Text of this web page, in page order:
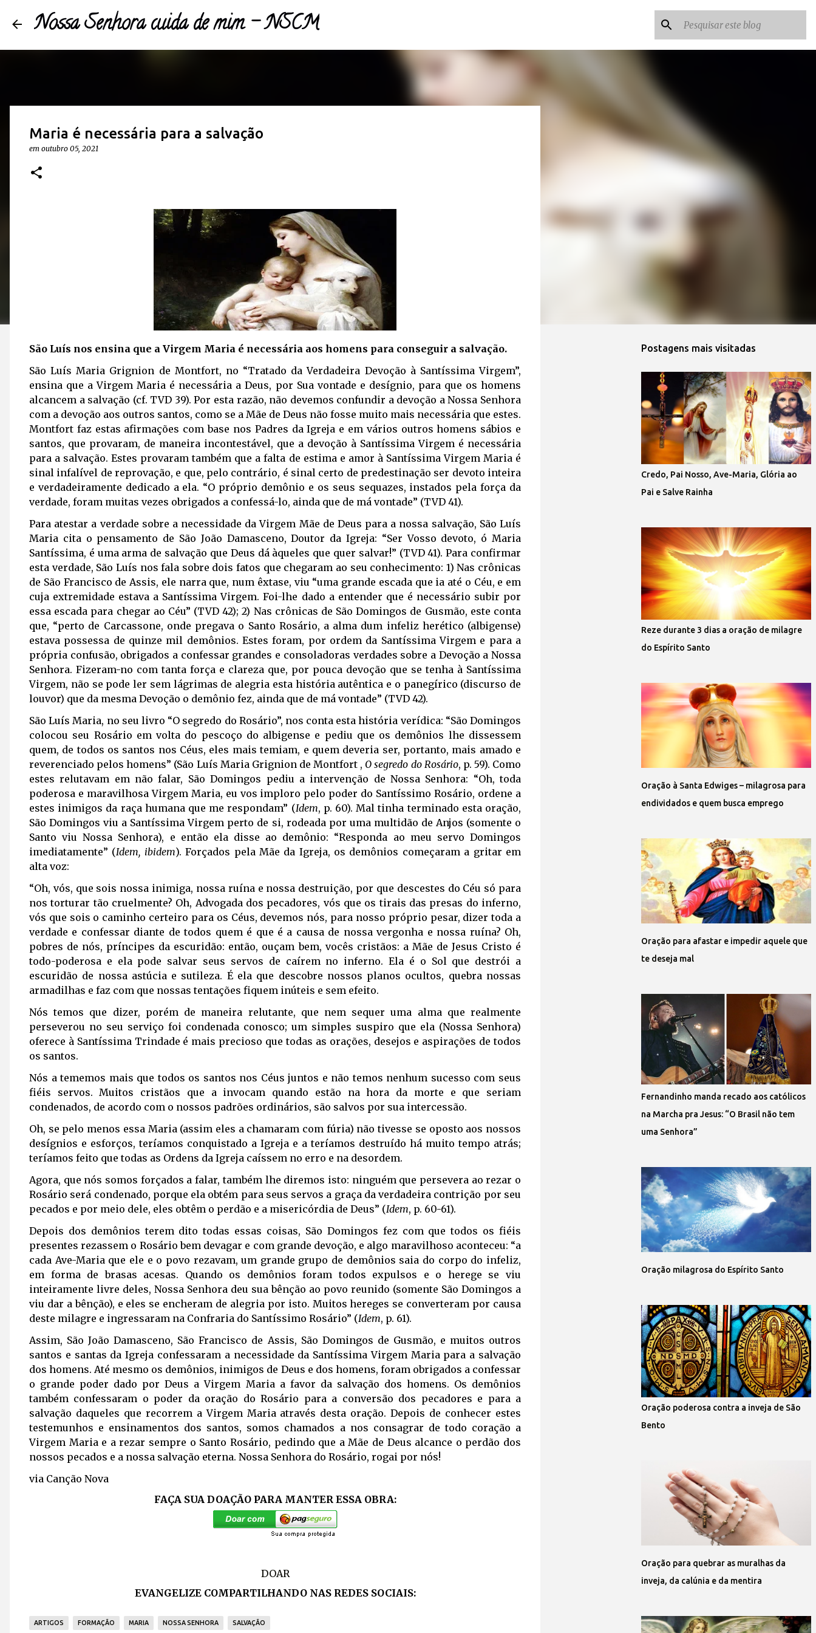
Nossa Senhora cuida de mim - NSCM
Maria é necessária para a salvação
em outubro 05, 2021
São Luís nos ensina que a Virgem Maria é necessária aos homens para conseguir a salvação.
São Luís Maria Grignion de Montfort, no “Tratado da Verdadeira Devoção à Santíssima Virgem”,
ensina que a Virgem Maria é necessária a Deus, por Sua vontade e desígnio, para que os homens
alcancem a salvação (cf. TVD 39). Por esta razão, não devemos confundir a devoção a Nossa Senhora
com a devoção aos outros santos, como se a Mãe de Deus não fosse muito mais necessária que estes.
Montfort faz estas afirmações com base nos Padres da Igreja e em vários outros homens sábios e
santos, que provaram, de maneira incontestável, que a devoção à Santíssima Virgem é necessária
para a salvação. Estes provaram também que a falta de estima e amor à Santíssima Virgem Maria é
sinal infalível de reprovação, e que, pelo contrário, é sinal certo de predestinação ser devoto inteira
e verdadeiramente dedicado a ela. “O próprio demônio e os seus sequazes, instados pela força da
verdade, foram muitas vezes obrigados a confessá-lo, ainda que de má vontade” (TVD 41).
Para atestar a verdade sobre a necessidade da Virgem Mãe de Deus para a nossa salvação, São Luís
Maria cita o pensamento de São João Damasceno, Doutor da Igreja: “Ser Vosso devoto, ó Maria
Santíssima, é uma arma de salvação que Deus dá àqueles que quer salvar!” (TVD 41). Para confirmar
esta verdade, São Luís nos fala sobre dois fatos que chegaram ao seu conhecimento: 1) Nas crônicas
de São Francisco de Assis, ele narra que, num êxtase, viu “uma grande escada que ia até o Céu, e em
cuja extremidade estava a Santíssima Virgem. Foi-lhe dado a entender que é necessário subir por
essa escada para chegar ao Céu” (TVD 42); 2) Nas crônicas de São Domingos de Gusmão, este conta
que, “perto de Carcassone, onde pregava o Santo Rosário, a alma dum infeliz herético (albigense)
estava possessa de quinze mil demônios. Estes foram, por ordem da Santíssima Virgem e para a
própria confusão, obrigados a confessar grandes e consoladoras verdades sobre a Devoção a Nossa
Senhora. Fizeram-no com tanta força e clareza que, por pouca devoção que se tenha à Santíssima
Virgem, não se pode ler sem lágrimas de alegria esta história autêntica e o panegírico (discurso de
louvor) que da mesma Devoção o demônio fez, ainda que de má vontade” (TVD 42).
São Luís Maria, no seu livro “O segredo do Rosário”, nos conta esta história verídica: “São Domingos
colocou seu Rosário em volta do pescoço do albigense e pediu que os demônios lhe dissessem
quem, de todos os santos nos Céus, eles mais temiam, e quem deveria ser, portanto, mais amado e
reverenciado pelos homens” (São Luís Maria Grignion de Montfort , O segredo do Rosário, p. 59). Como
estes relutavam em não falar, São Domingos pediu a intervenção de Nossa Senhora: “Oh, toda
poderosa e maravilhosa Virgem Maria, eu vos imploro pelo poder do Santíssimo Rosário, ordene a
estes inimigos da raça humana que me respondam” (Idem, p. 60). Mal tinha terminado esta oração,
São Domingos viu a Santíssima Virgem perto de si, rodeada por uma multidão de Anjos (somente o
Santo viu Nossa Senhora), e então ela disse ao demônio: “Responda ao meu servo Domingos
imediatamente” (Idem, ibidem). Forçados pela Mãe da Igreja, os demônios começaram a gritar em
alta voz:
“Oh, vós, que sois nossa inimiga, nossa ruína e nossa destruição, por que descestes do Céu só para
nos torturar tão cruelmente? Oh, Advogada dos pecadores, vós que os tirais das presas do inferno,
vós que sois o caminho certeiro para os Céus, devemos nós, para nosso próprio pesar, dizer toda a
verdade e confessar diante de todos quem é que é a causa de nossa vergonha e nossa ruína? Oh,
pobres de nós, príncipes da escuridão: então, ouçam bem, vocês cristãos: a Mãe de Jesus Cristo é
todo-poderosa e ela pode salvar seus servos de caírem no inferno. Ela é o Sol que destrói a
escuridão de nossa astúcia e sutileza. É ela que descobre nossos planos ocultos, quebra nossas
armadilhas e faz com que nossas tentações fiquem inúteis e sem efeito.
Nós temos que dizer, porém de maneira relutante, que nem sequer uma alma que realmente
perseverou no seu serviço foi condenada conosco; um simples suspiro que ela (Nossa Senhora)
oferece à Santíssima Trindade é mais precioso que todas as orações, desejos e aspirações de todos
os santos.
Nós a tememos mais que todos os santos nos Céus juntos e não temos nenhum sucesso com seus
fiéis servos. Muitos cristãos que a invocam quando estão na hora da morte e que seriam
condenados, de acordo com o nossos padrões ordinários, são salvos por sua intercessão.
Oh, se pelo menos essa Maria (assim eles a chamaram com fúria) não tivesse se oposto aos nossos
desígnios e esforços, teríamos conquistado a Igreja e a teríamos destruído há muito tempo atrás;
teríamos feito que todas as Ordens da Igreja caíssem no erro e na desordem.
Agora, que nós somos forçados a falar, também lhe diremos isto: ninguém que persevera ao rezar o
Rosário será condenado, porque ela obtém para seus servos a graça da verdadeira contrição por seu
pecados e por meio dele, eles obtêm o perdão e a misericórdia de Deus” (Idem, p. 60-61).
Depois dos demônios terem dito todas essas coisas, São Domingos fez com que todos os fiéis
presentes rezassem o Rosário bem devagar e com grande devoção, e algo maravilhoso aconteceu: “a
cada Ave-Maria que ele e o povo rezavam, um grande grupo de demônios saia do corpo do infeliz,
em forma de brasas acesas. Quando os demônios foram todos expulsos e o herege se viu
inteiramente livre deles, Nossa Senhora deu sua bênção ao povo reunido (somente São Domingos a
viu dar a bênção), e eles se encheram de alegria por isto. Muitos hereges se converteram por causa
deste milagre e ingressaram na Confraria do Santíssimo Rosário” (Idem, p. 61).
Assim, São João Damasceno, São Francisco de Assis, São Domingos de Gusmão, e muitos outros
santos e santas da Igreja confessaram a necessidade da Santíssima Virgem Maria para a salvação
dos homens. Até mesmo os demônios, inimigos de Deus e dos homens, foram obrigados a confessar
o grande poder dado por Deus a Virgem Maria a favor da salvação dos homens. Os demônios
também confessaram o poder da oração do Rosário para a conversão dos pecadores e para a
salvação daqueles que recorrem a Virgem Maria através desta oração. Depois de conhecer estes
testemunhos e ensinamentos dos santos, somos chamados a nos consagrar de todo coração a
Virgem Maria e a rezar sempre o Santo Rosário, pedindo que a Mãe de Deus alcance o perdão dos
nossos pecados e a nossa salvação eterna. Nossa Senhora do Rosário, rogai por nós!
via Canção Nova
FAÇA SUA DOAÇÃO PARA MANTER ESSA OBRA:
DOAR
EVANGELIZE COMPARTILHANDO NAS REDES SOCIAIS:
ARTIGOS FORMAÇÃO MARIA NOSSA SENHORA SALVAÇÃO
Postagens mais visitadas
Credo, Pai Nosso, Ave-Maria, Glória ao
Pai e Salve Rainha
Reze durante 3 dias a oração de milagre
do Espírito Santo
Oração à Santa Edwiges – milagrosa para
endividados e quem busca emprego
Oração para afastar e impedir aquele que
te deseja mal
Fernandinho manda recado aos católicos
na Marcha pra Jesus: “O Brasil não tem
uma Senhora”
Oração milagrosa do Espírito Santo
Oração poderosa contra a inveja de São
Bento
Oração para quebrar as muralhas da
inveja, da calúnia e da mentira